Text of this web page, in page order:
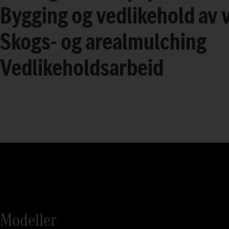
Bygging og vedlikehold av
Skogs- og arealmulching
Vedlikeholdsarbeid
Modeller